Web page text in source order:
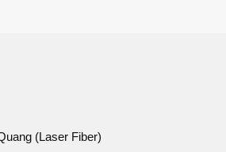
(Laser Fiber)